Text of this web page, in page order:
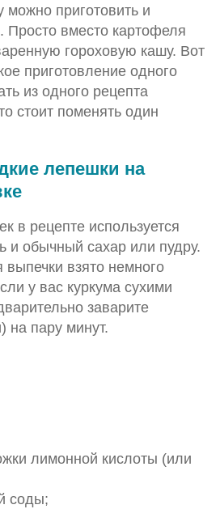
приготовить и
Просто вместо картофеля
гороховую кашу. Вот
приготовление одного
из одного рецепта
стоит поменять один
лепешки на
в рецепте используется
и обычный сахар или пудру.
взято немного
у вас куркума сухими
заварите
на пару минут.
лимонной кислоты (или
соды;